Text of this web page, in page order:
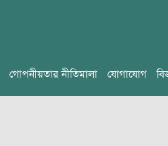
গোপনীয়তার নীতিমালা যোগাযোগ